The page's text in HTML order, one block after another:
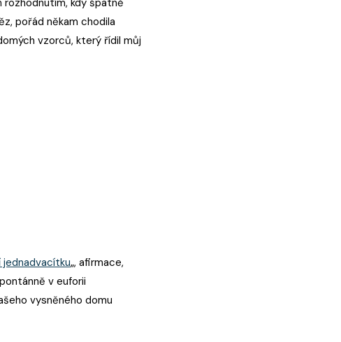
pořád někam chodila
vzorců, který řídil můj
jednadvacítku„, afirmace,
v euforii
vysněného domu